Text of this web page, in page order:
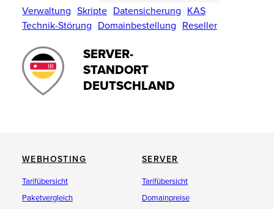
Verwaltung Skripte Datensicherung KAS
Technik-Störung Domainbestellung Reseller
SERVER-
STANDORT
DEUTSCHLAND
WEBHOSTING
Tarifübersicht
Paketvergleich
SERVER
Tarifübersicht
Domainpreise